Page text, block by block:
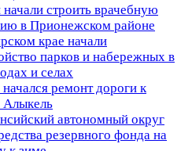
строить врачебную
в Прионежском районе
крае начали
парков и набережных в
и селах
ремонт дороги к
Алыкель
автономный округ
резервного фонда на